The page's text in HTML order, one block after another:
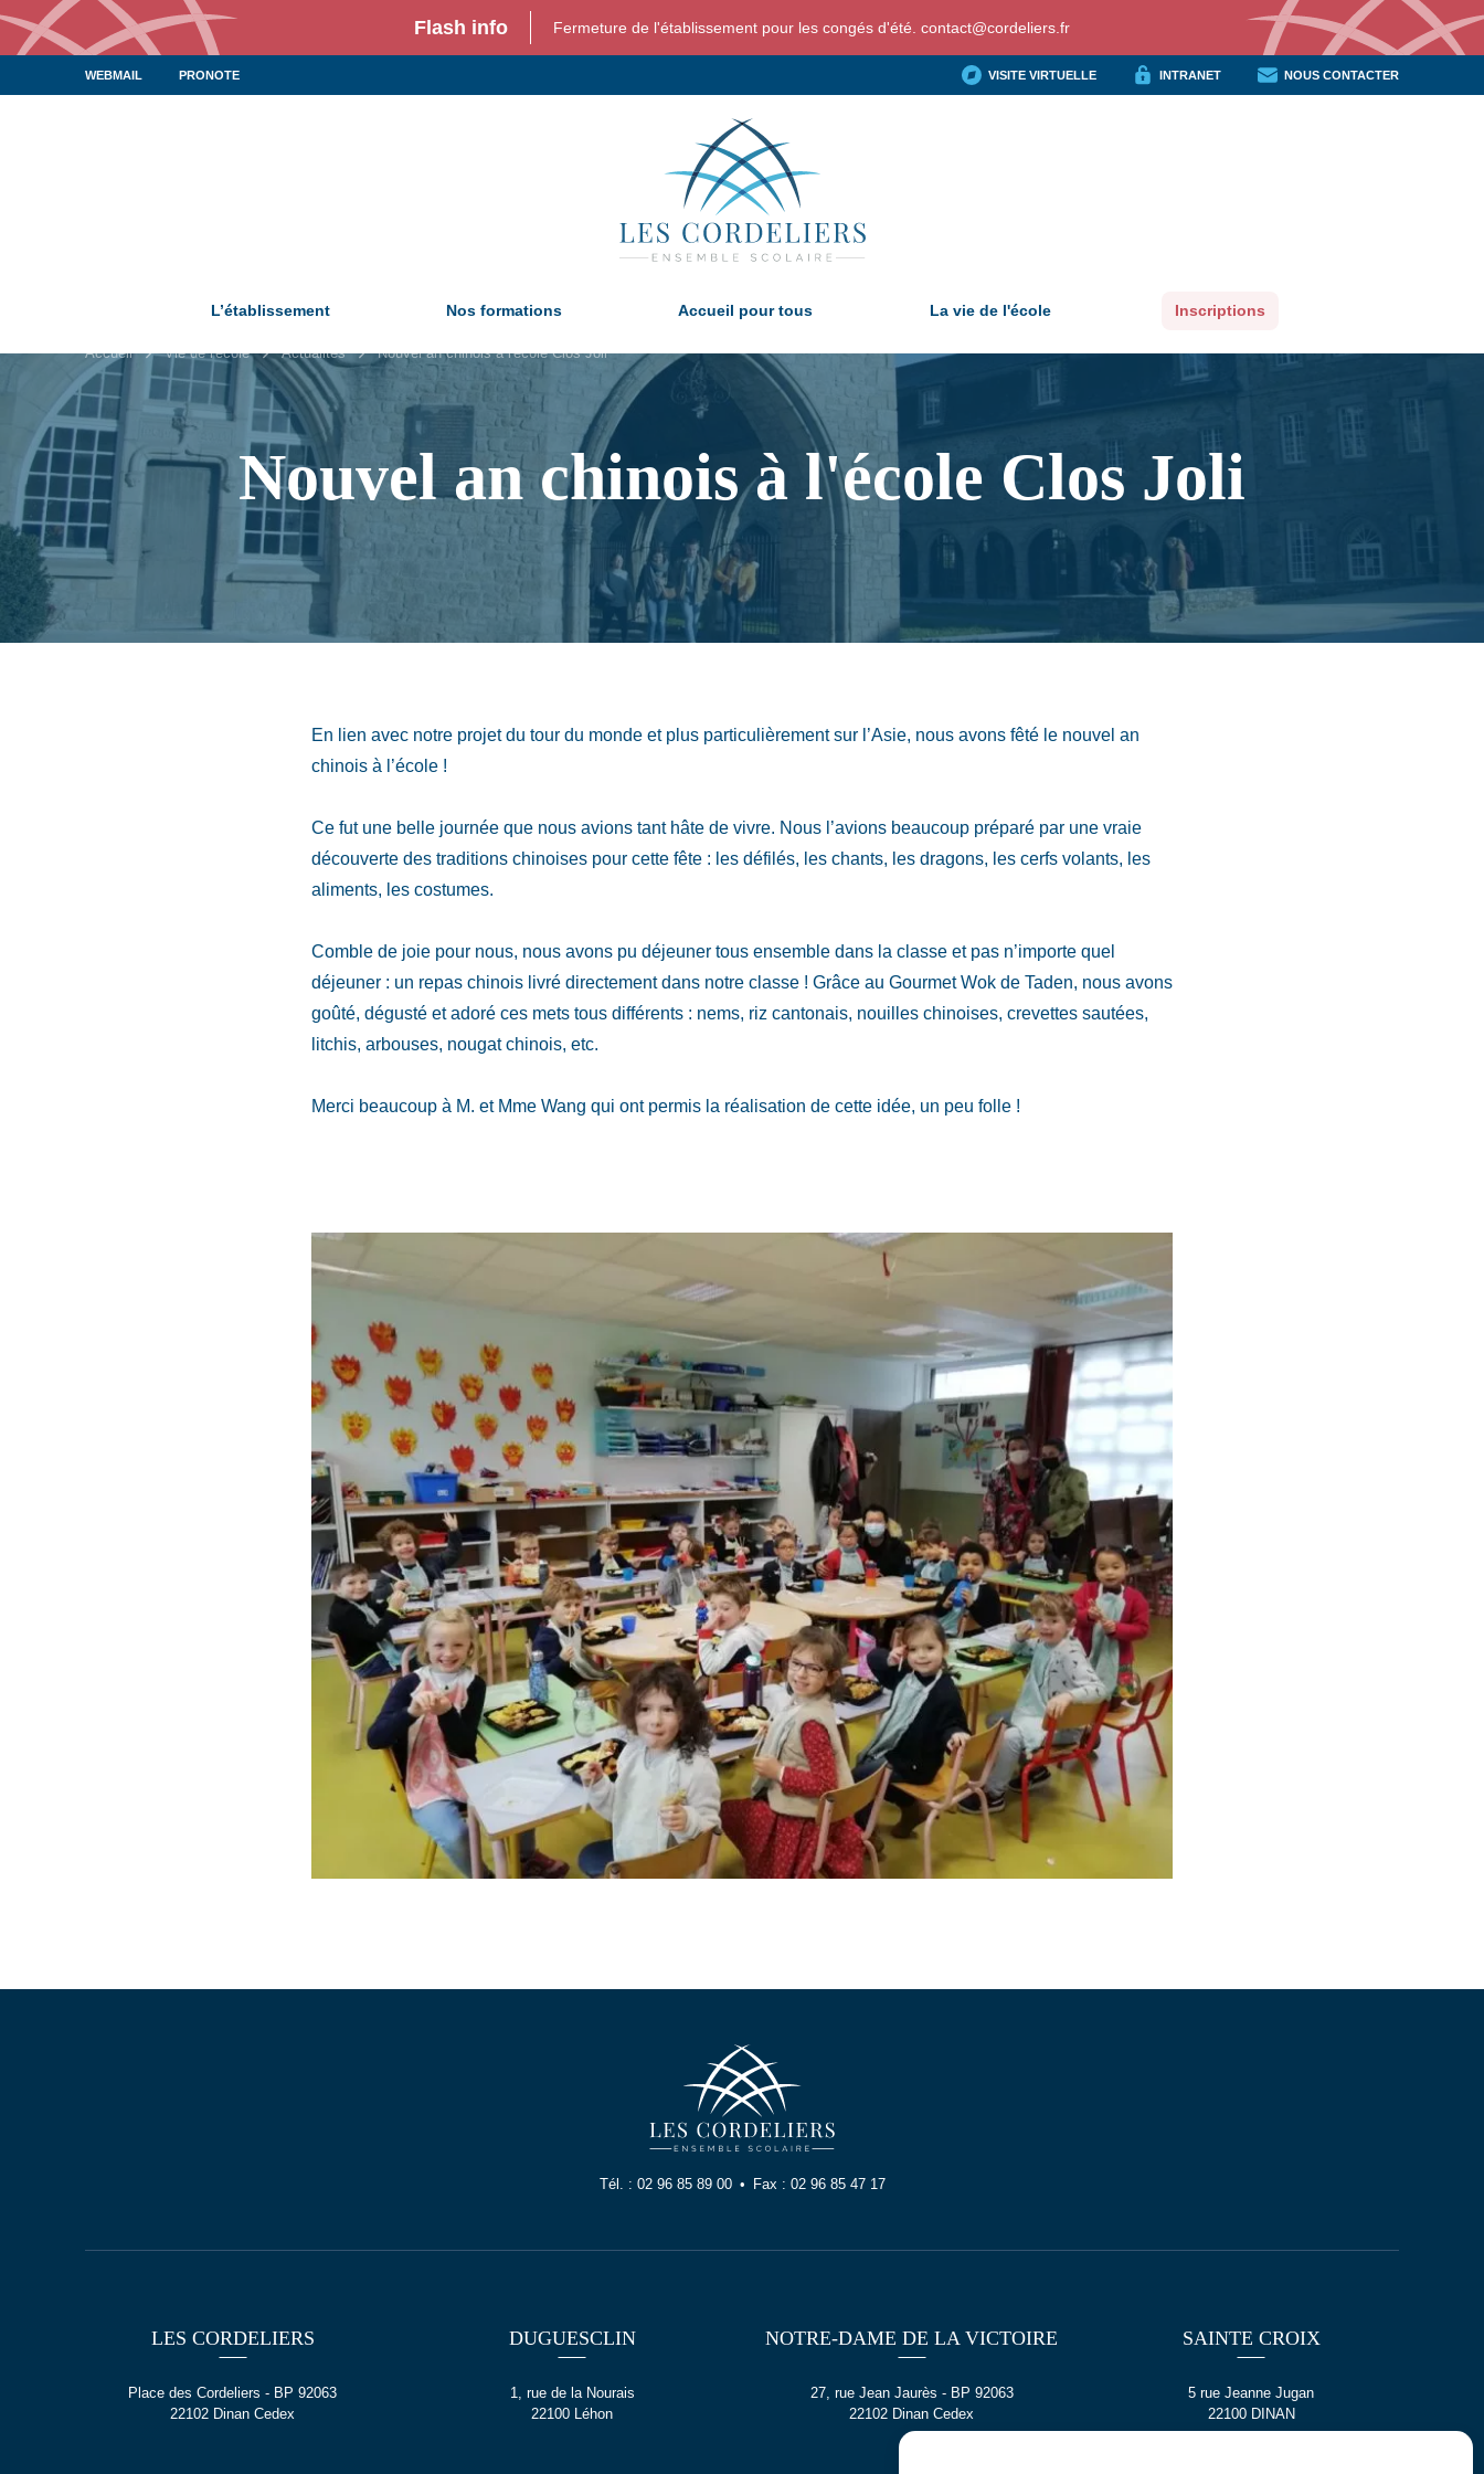
Flash info Fermeture de l'établissement pour les congés d'été. contact@cordeliers.fr
WEBMAIL PRONOTE VISITE VIRTUELLE INTRANET NOUS CONTACTER
L’établissement Nos formations Accueil pour tous La vie de l'école Inscriptions
Accueil Vie de l'école Actualités Nouvel an chinois à l'école Clos Joli
Nouvel an chinois à l'école Clos Joli
En lien avec notre projet du tour du monde et plus particulièrement sur l’Asie, nous avons fêté le nouvel an
chinois à l’école !
Ce fut une belle journée que nous avions tant hâte de vivre. Nous l’avions beaucoup préparé par une vraie
découverte des traditions chinoises pour cette fête : les défilés, les chants, les dragons, les cerfs volants, les
aliments, les costumes.
Comble de joie pour nous, nous avons pu déjeuner tous ensemble dans la classe et pas n’importe quel
déjeuner : un repas chinois livré directement dans notre classe ! Grâce au Gourmet Wok de Taden, nous avons
goûté, dégusté et adoré ces mets tous différents : nems, riz cantonais, nouilles chinoises, crevettes sautées,
litchis, arbouses, nougat chinois, etc.
Merci beaucoup à M. et Mme Wang qui ont permis la réalisation de cette idée, un peu folle !
Tél. : 02 96 85 89 00 Fax : 02 96 85 47 17
LES CORDELIERS
Place des Cordeliers - BP 92063
22102 Dinan Cedex
DUGUESCLIN
1, rue de la Nourais
22100 Léhon
NOTRE-DAME DE LA VICTOIRE
27, rue Jean Jaurès - BP 92063
22102 Dinan Cedex
SAINTE CROIX
5 rue Jeanne Jugan
22100 DINAN